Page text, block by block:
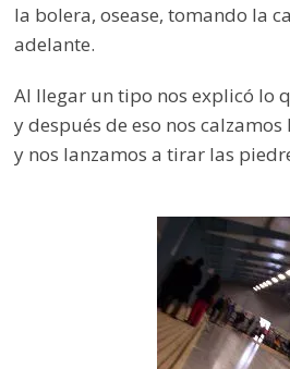
la bolera, osease, tomando la
adelante.
Al llegar un tipo nos explicó lo
y después de eso nos
y nos lanzamos a tirar las